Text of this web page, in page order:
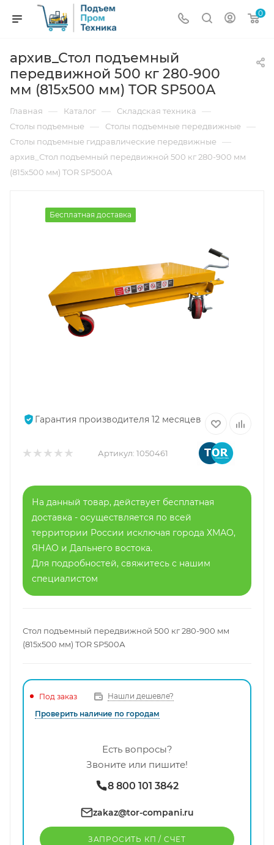
0
архив_Стол подъемный
передвижной 500 кг 280-900
мм (815х500 мм) TOR SP500А
Главная — Каталог — Складская техника —
Столы подъемные — Столы подъемные передвижные —
Столы подъемные гидравлические передвижные —
архив_Стол подъемный передвижной 500 кг 280-900 мм
(815х500 мм) TOR SP500А
Бесплатная доставка
Гарантия производителя 12 месяцев
Артикул: 1050461
На данный товар, действует бесплатная
доставка - осуществляется по всей
территории России исключая города ХМАО,
ЯНАО и Дальнего востока.
Для подробностей, свяжитесь с нашим
специалистом
Стол подъемный передвижной 500 кг 280-900 мм
(815х500 мм) TOR SP500А
Под заказ
Нашли дешевле?
Проверить наличие по городам
Есть вопросы?
Звоните или пишите!
8 800 101 3842
zakaz@tor-compani.ru
ЗАПРОСИТЬ КП / CЧЕТ